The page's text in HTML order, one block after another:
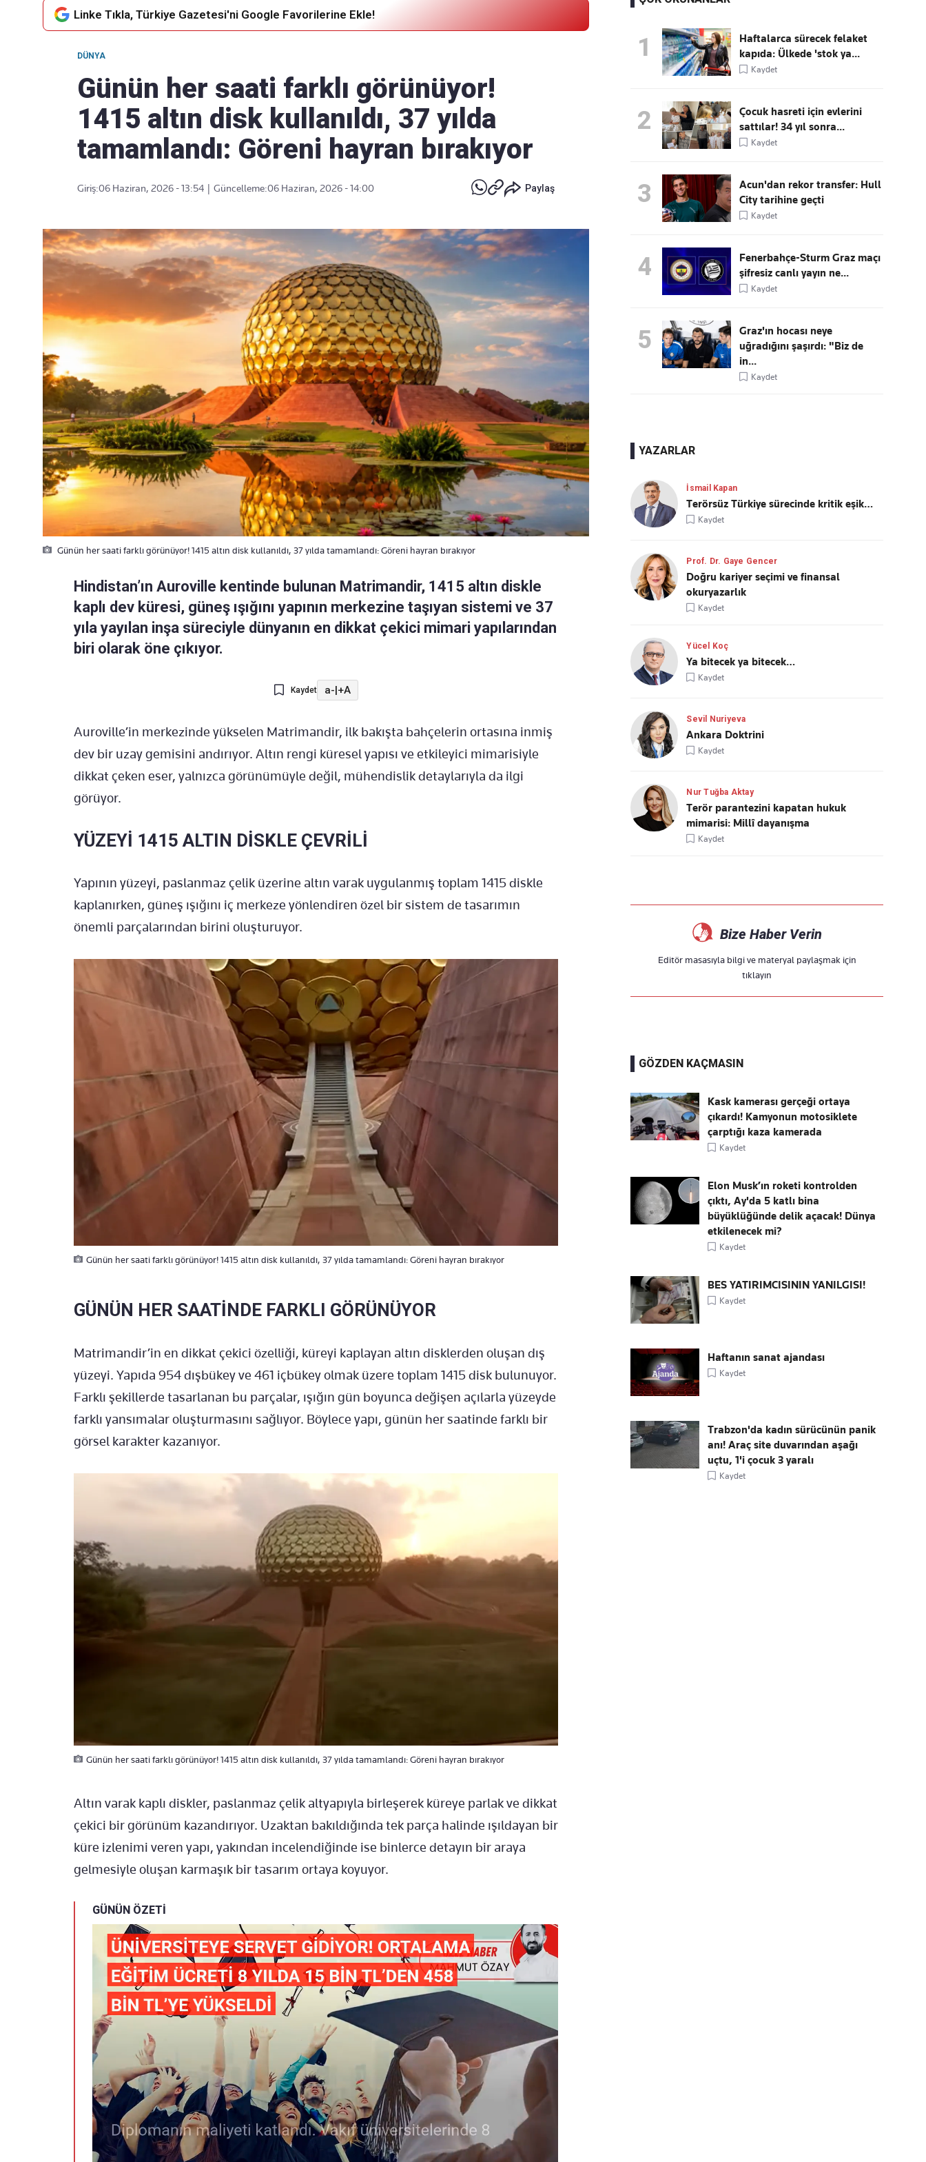
akışımıza ulaşın
göndermek için tıklayın
Kaçırmayın
Ücretsiz üye olun, gündemi
Linke Tıkla, Türkiye Gazetesi'ni Google Favorilerine Ekle!
DÜNYA
Günün her saati farklı görünüyor!
1415 altın disk kullanıldı, 37 yılda
tamamlandı: Göreni hayran bırakıyor
Giriş:06 Haziran, 2026 - 13:54 Güncelleme:06 Haziran, 2026 - 14:00 Paylaş
Günün her saati farklı görünüyor! 1415 altın disk kullanıldı, 37 yılda tamamlandı: Göreni hayran bırakıyor
Hindistan’ın Auroville kentinde bulunan Matrimandir, 1415 altın diskle
kaplı dev küresi, güneş ışığını yapının merkezine taşıyan sistemi ve 37
yıla yayılan inşa süreciyle dünyanın en dikkat çekici mimari yapılarından
biri olarak öne çıkıyor.
Kaydet a-|+A
Auroville’in merkezinde yükselen Matrimandir, ilk bakışta bahçelerin ortasına inmiş
dev bir uzay gemisini andırıyor. Altın rengi küresel yapısı ve etkileyici mimarisiyle
dikkat çeken eser, yalnızca görünümüyle değil, mühendislik detaylarıyla da ilgi
görüyor.
YÜZEYİ 1415 ALTIN DİSKLE ÇEVRİLİ
Yapının yüzeyi, paslanmaz çelik üzerine altın varak uygulanmış toplam 1415 diskle
kaplanırken, güneş ışığını iç merkeze yönlendiren özel bir sistem de tasarımın
önemli parçalarından birini oluşturuyor.
Günün her saati farklı görünüyor! 1415 altın disk kullanıldı, 37 yılda tamamlandı: Göreni hayran bırakıyor
GÜNÜN HER SAATİNDE FARKLI GÖRÜNÜYOR
Matrimandir’in en dikkat çekici özelliği, küreyi kaplayan altın disklerden oluşan dış
yüzeyi. Yapıda 954 dışbükey ve 461 içbükey olmak üzere toplam 1415 disk bulunuyor.
Farklı şekillerde tasarlanan bu parçalar, ışığın gün boyunca değişen açılarla yüzeyde
farklı yansımalar oluşturmasını sağlıyor. Böylece yapı, günün her saatinde farklı bir
görsel karakter kazanıyor.
Günün her saati farklı görünüyor! 1415 altın disk kullanıldı, 37 yılda tamamlandı: Göreni hayran bırakıyor
Altın varak kaplı diskler, paslanmaz çelik altyapıyla birleşerek küreye parlak ve dikkat
çekici bir görünüm kazandırıyor. Uzaktan bakıldığında tek parça halinde ışıldayan bir
küre izlenimi veren yapı, yakından incelendiğinde ise binlerce detayın bir araya
gelmesiyle oluşan karmaşık bir tasarım ortaya koyuyor.
GÜNÜN ÖZETİ
1
Haftalarca sürecek felaket
kapıda: Ülkede 'stok ya...
Kaydet
2
Çocuk hasreti için evlerini
sattılar! 34 yıl sonra...
Kaydet
3
Acun'dan rekor transfer: Hull
City tarihine geçti
Kaydet
4
Fenerbahçe-Sturm Graz maçı
şifresiz canlı yayın ne...
Kaydet
5
Graz'ın hocası neye
uğradığını şaşırdı: "Biz de
in...
Kaydet
YAZARLAR
İsmail Kapan
Terörsüz Türkiye sürecinde kritik eşik…
Kaydet
Prof. Dr. Gaye Gencer
Doğru kariyer seçimi ve finansal
okuryazarlık
Kaydet
Yücel Koç
Ya bitecek ya bitecek…
Kaydet
Sevil Nuriyeva
Ankara Doktrini
Kaydet
Nur Tuğba Aktay
Terör parantezini kapatan hukuk
mimarisi: Millî dayanışma
Kaydet
Bize Haber Verin
Editör masasıyla bilgi ve materyal paylaşmak için
tıklayın
GÖZDEN KAÇMASIN
Kask kamerası gerçeği ortaya
çıkardı! Kamyonun motosiklete
çarptığı kaza kamerada
Kaydet
Elon Musk’ın roketi kontrolden
çıktı, Ay'da 5 katlı bina
büyüklüğünde delik açacak! Dünya
etkilenecek mi?
Kaydet
BES YATIRIMCISININ YANILGISI!
Kaydet
Haftanın sanat ajandası
Kaydet
Trabzon'da kadın sürücünün panik
anı! Araç site duvarından aşağı
uçtu, 1'i çocuk 3 yaralı
Kaydet